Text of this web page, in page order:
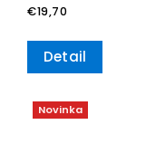
€19,70
Detail
Novinka